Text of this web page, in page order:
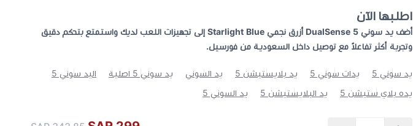
اطلبها الآن
أضف يد سوني 5 DualSense أزرق نجمي Starlight Blue إلى تجهيزات اللعب لديك واستمتع بتحكم دقيق
وتجربة أكثر تفاعلاً مع توصيل داخل السعودية من فورسيل.
يد سوني 5 يدات سوني 5 يد بلايستيشن 5 يد السوني يد سوني 5 اصلية اليد سوني 5
يده بلاي ستيشن 5 يد البلايستيشن 5 يد السوني 5